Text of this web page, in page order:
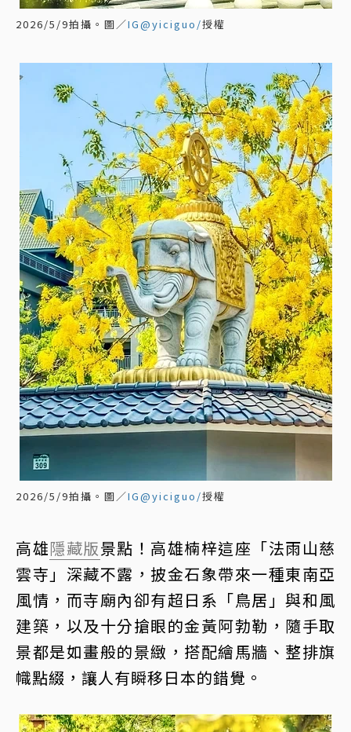
2026/5/9拍攝。圖／IG@yiciguo/授權
2026/5/9拍攝。圖／IG@yiciguo/授權
高雄隱藏版景點！高雄楠梓這座「法雨山慈
雲寺」深藏不露，披金石象帶來一種東南亞
風情，而寺廟內卻有超日系「鳥居」與和風
建築，以及十分搶眼的金黃阿勃勒，隨手取
景都是如畫般的景緻，搭配繪馬牆、整排旗
幟點綴，讓人有瞬移日本的錯覺。